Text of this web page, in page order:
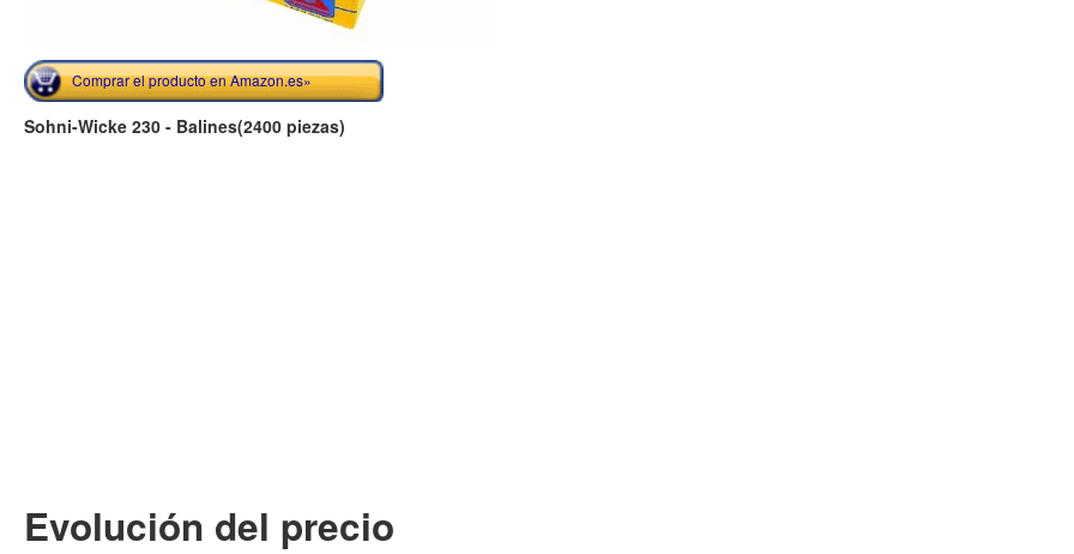
Comprar el producto en Amazon.es»
Sohni-Wicke 230 - Balines(2400 piezas)
Evolución del precio